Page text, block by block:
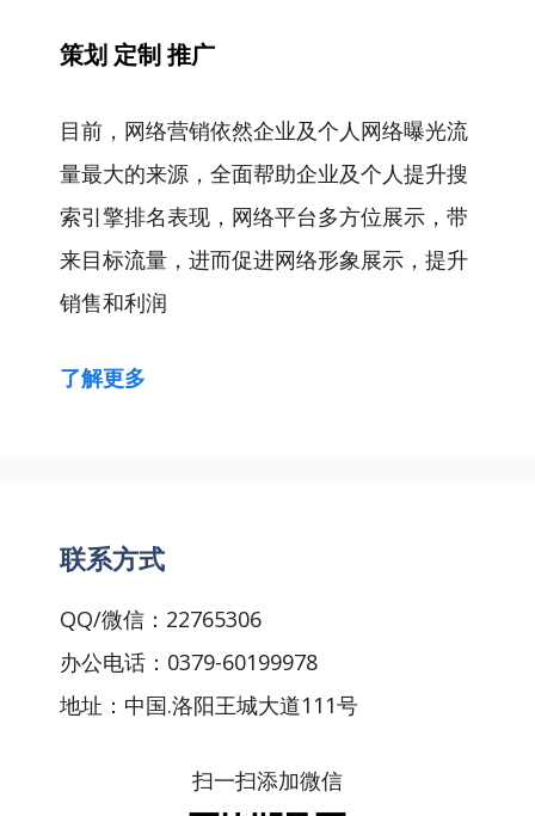
策划 定制 推广
目前，网络营销依然企业及个人网络曝光流
量最大的来源，全面帮助企业及个人提升搜
索引擎排名表现，网络平台多方位展示，带
来目标流量，进而促进网络形象展示，提升
销售和利润
了解更多
联系方式
QQ/微信：22765306
办公电话：0379-60199978
地址：中国.洛阳王城大道111号
扫一扫添加微信